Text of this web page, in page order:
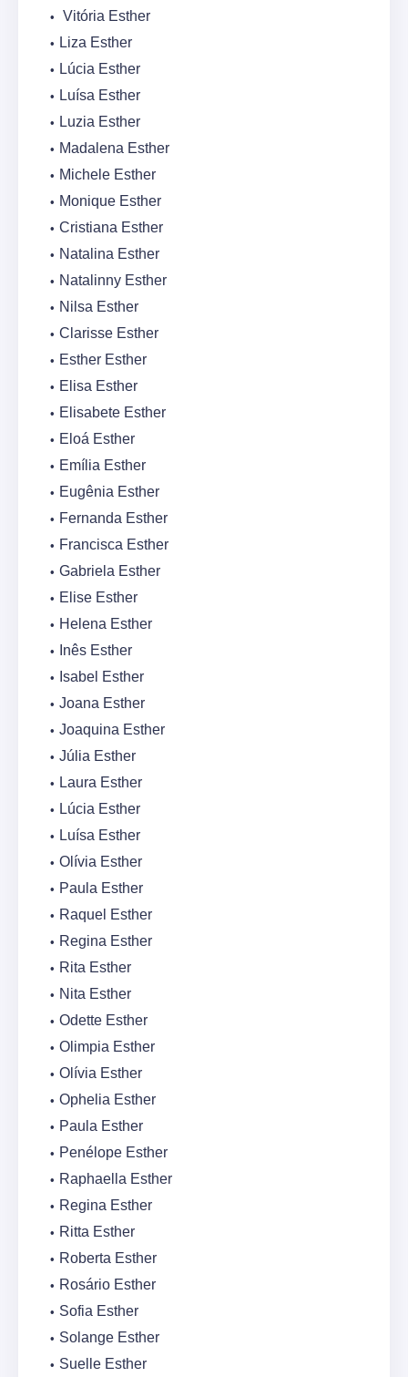
Vitória Esther
Liza Esther
Lúcia Esther
Luísa Esther
Luzia Esther
Madalena Esther
Michele Esther
Monique Esther
Cristiana Esther
Natalina Esther
Natalinny Esther
Nilsa Esther
Clarisse Esther
Esther Esther
Elisa Esther
Elisabete Esther
Eloá Esther
Emília Esther
Eugênia Esther
Fernanda Esther
Francisca Esther
Gabriela Esther
Elise Esther
Helena Esther
Inês Esther
Isabel Esther
Joana Esther
Joaquina Esther
Júlia Esther
Laura Esther
Lúcia Esther
Luísa Esther
Olívia Esther
Paula Esther
Raquel Esther
Regina Esther
Rita Esther
Nita Esther
Odette Esther
Olimpia Esther
Olívia Esther
Ophelia Esther
Paula Esther
Penélope Esther
Raphaella Esther
Regina Esther
Ritta Esther
Roberta Esther
Rosário Esther
Sofia Esther
Solange Esther
Suelle Esther